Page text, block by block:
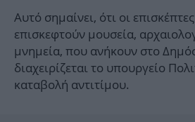
Αυτό σημαίνει, ότι οι
επισκεφτούν μουσεία,
μνημεία, που ανήκουν στο
διαχειρίζεται το υπουργείο
καταβολή αντιτίμου.